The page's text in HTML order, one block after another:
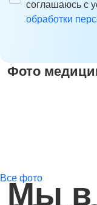
соглашаюсь с
обработки
Фото
Все фото
Мы в